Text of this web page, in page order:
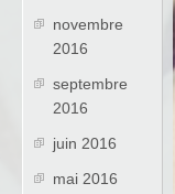
novembre
2016
septembre
2016
juin 2016
mai 2016